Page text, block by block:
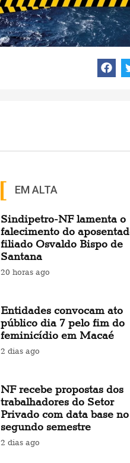
EM ALTA
Sindipetro-NF lamenta o
falecimento do
filiado Osvaldo Bispo de
Santana
20 horas ago
Entidades convocam ato
público dia 7 pelo fim do
feminicídio em Macaé
2 dias ago
NF recebe propostas dos
trabalhadores do Setor
Privado com data base no
segundo semestre
2 dias ago